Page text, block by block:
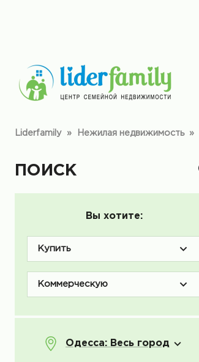
Liderfamily » Нежилая недвижимость »
ПОИСК
Вы хотите:
Купить
Коммерческую
Одесса: Весь город